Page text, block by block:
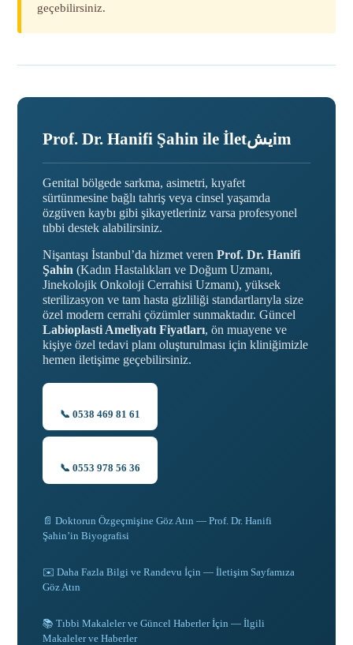
geçebilirsiniz.
Prof. Dr. Hanifi Şahin ile İletيشim
Genital bölgede sarkma, asimetri, kıyafet
sürtünmesine bağlı tahriş veya cinsel yaşamda
özgüven kaybı gibi şikayetleriniz varsa profesyonel
tıbbi destek alabilirsiniz.
Nişantaşı İstanbul’da hizmet verenProf. Dr. Hanifi
Şahin (Kadın Hastalıkları ve Doğum Uzmanı,
Jinekolojik Onkoloji Cerrahisi Uzmanı), yüksek
sterilizasyon ve tam hasta gizliliği standartlarıyla size
özel modern cerrahi çözümler sunmaktadır. Güncel
Labioplasti Ameliyatı Fiyatları, ön muayene ve
kişiye özel tedavi planı oluşturulması için kliniğimizle
hemen iletişime geçebilirsiniz.
📞 0538 469 81 61
📞 0553 978 56 36
📄 Doktorun Özgeçmişine Göz Atın — Prof. Dr. Hanifi
Şahin’in Biyografisi
✉️ Daha Fazla Bilgi ve Randevu İçin — İletişim Sayfamıza
Göz Atın
📚 Tıbbi Makaleler ve Güncel Haberler İçin — İlgili
Makaleler ve Haberler